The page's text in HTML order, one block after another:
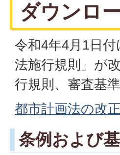
ダウンロ
令和4年4月1日
法施行規則」が
行規則、審査基
都市計画法の改
条例および